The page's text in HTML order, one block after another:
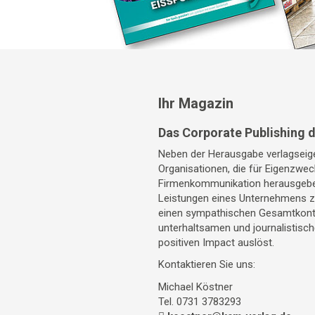
Ihr Magazin
Das Corporate Publishing
Neben der Herausgabe
Organisationen, die für
Firmenkommunikation
Leistungen eines Unternehmens
einen sympathischen
unterhaltsamen und
positiven Impact auslöst.
Kontaktieren Sie uns:
Michael Köstner
Tel. 0731 3783293